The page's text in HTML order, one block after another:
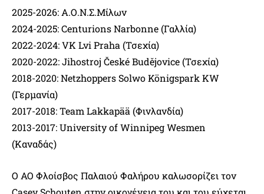
2025-2026: Α.Ο.Ν.Σ.Μίλων
2024-2025: Centurions Narbonne (Γαλλία)
2022-2024: VK Lvi Praha (Τσεχία)
2020-2022: Jihostroj České Budějovice (Τσεχία)
2018-2020: Netzhoppers Solwo Königspark KW
(Γερμανία)
2017-2018: Team Lakkapää (Φινλανδία)
2013-2017: University of Winnipeg Wesmen
(Καναδάς)
Ο ΑΟ Φλοίσβος Παλαιού Φαλήρου καλωσορίζει τον